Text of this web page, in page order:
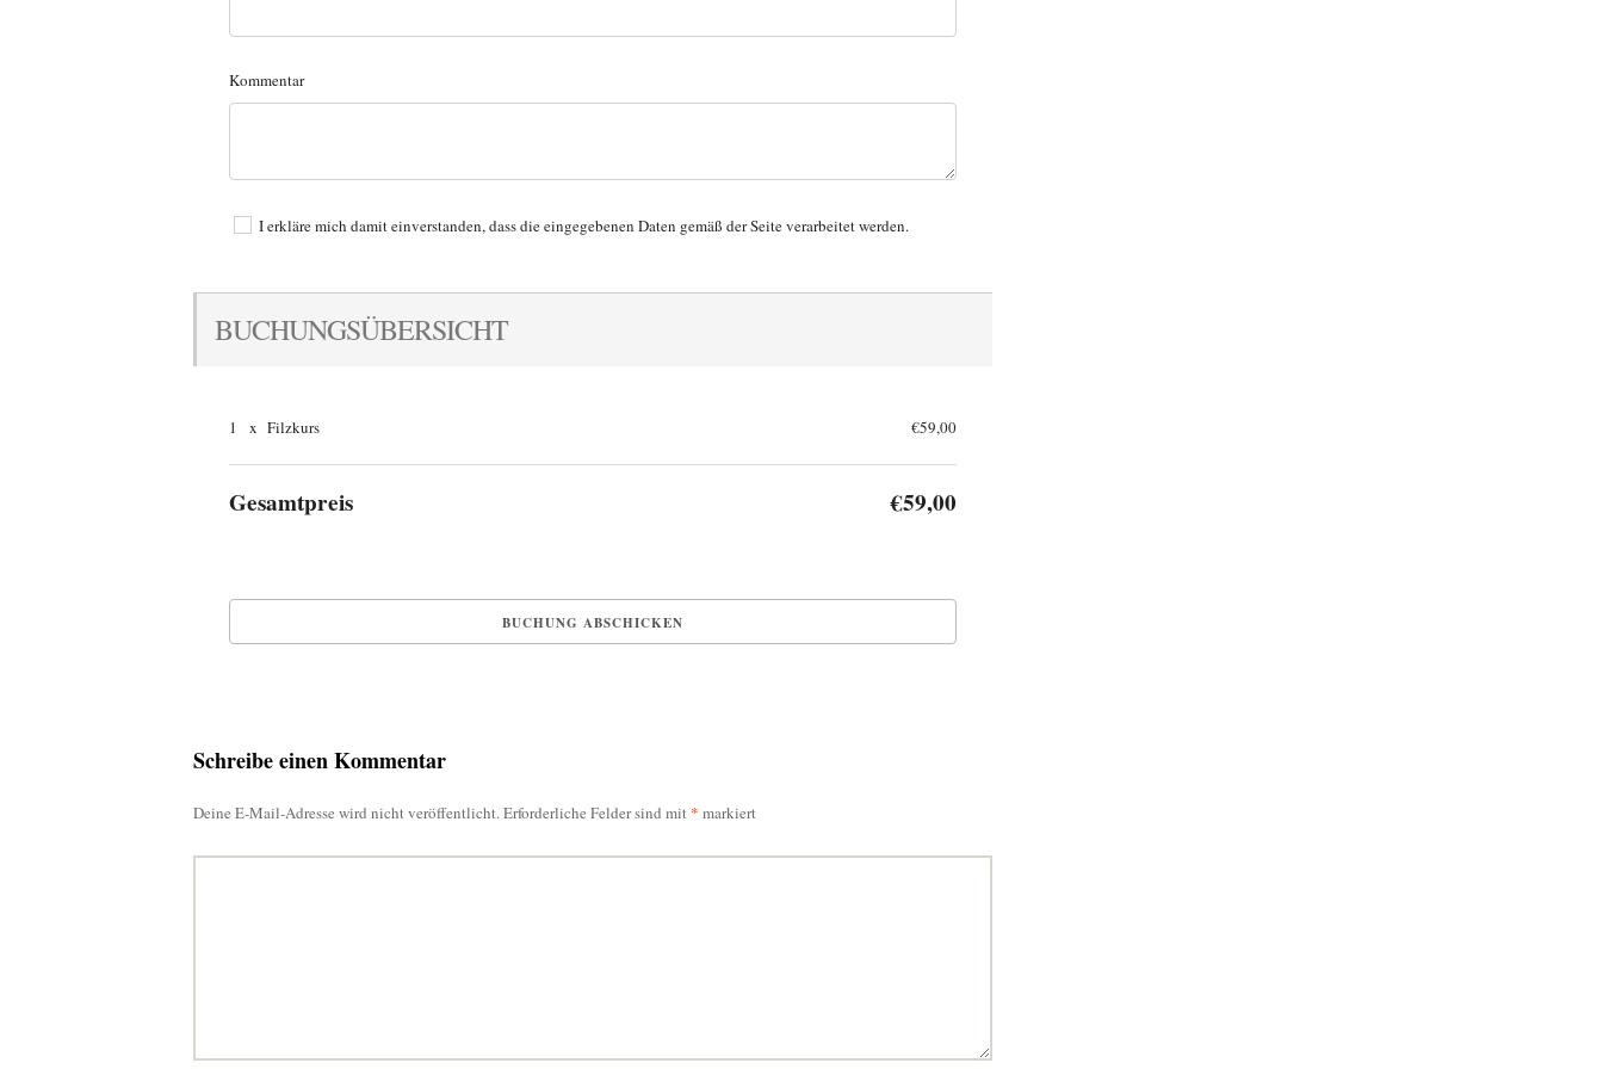
Kommentar
I erkläre mich damit einverstanden, dass die eingegebenen Daten gemäß der Seite verarbeitet werden.
BUCHUNGSÜBERSICHT
1 x Filzkurs €59,00
Gesamtpreis €59,00
Schreibe einen Kommentar
Deine E-Mail-Adresse wird nicht veröffentlicht.Erforderliche Felder sind mit * markiert